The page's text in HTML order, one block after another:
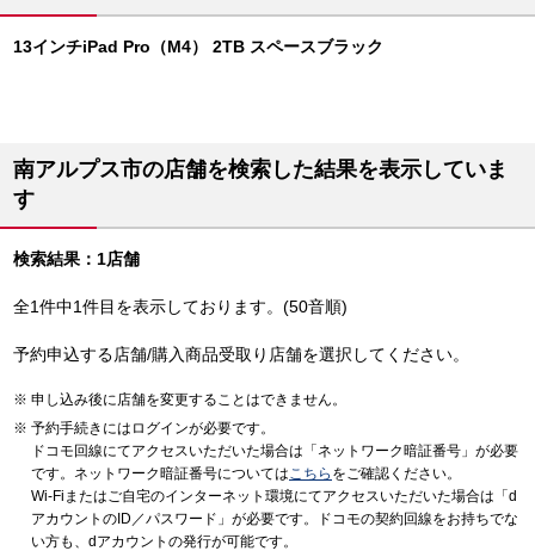
13インチiPad Pro（M4） 2TB スペースブラック
南アルプス市の店舗を検索した結果を表示していま
す
検索結果：1店舗
全1件中1件目を表示しております。(50音順)
予約申込する店舗/購入商品受取り店舗を選択してください。
申し込み後に店舗を変更することはできません。
予約手続きにはログインが必要です。
ドコモ回線にてアクセスいただいた場合は「ネットワーク暗証番号」が必要
です。ネットワーク暗証番号についてはこちら をご確認ください。
Wi-Fiまたはご自宅のインターネット環境にてアクセスいただいた場合は「d
アカウントのID／パスワード」が必要です。ドコモの契約回線をお持ちでな
い方も、dアカウントの発行が可能です。